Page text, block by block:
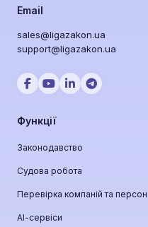
Email
sales@ligazakon.ua
support@ligazakon.ua
Функції
Законодавство
Судова робота
Перевірка компаній та персон
АІ-сервіси